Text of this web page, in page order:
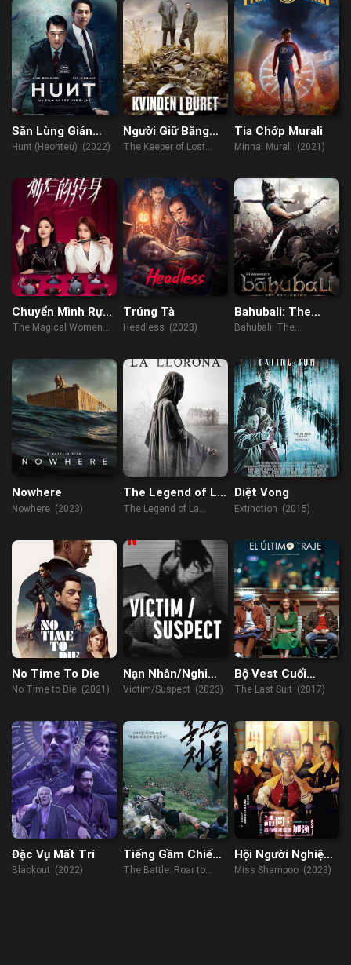
Săn Lùng Gián
Điệp
Hunt (Heonteu) (2022)
Người Giữ Bằng
Chứng
The Keeper of Lost
Tia Chớp Murali
Minnal Murali (2021)
Chuyển Mình Rực
Rỡ
The Magical Women
Trúng Tà
Headless (2023)
Bahubali: The
Beginning
Bahubali: The
Nowhere
Nowhere (2023)
The Legend of La
Llorona
The Legend of La
Diệt Vong
Extinction (2015)
No Time To Die
No Time to Die (2021)
Nạn Nhân/Nghi
Phạm
Victim/Suspect (2023)
Bộ Vest Cuối
Cùng
The Last Suit (2017)
Đặc Vụ Mất Trí
Blackout (2022)
Tiếng Gầm Chiến
Thắng
The Battle: Roar to
Hội Người Nghiện
Gội Đầu
Miss Shampoo (2023)